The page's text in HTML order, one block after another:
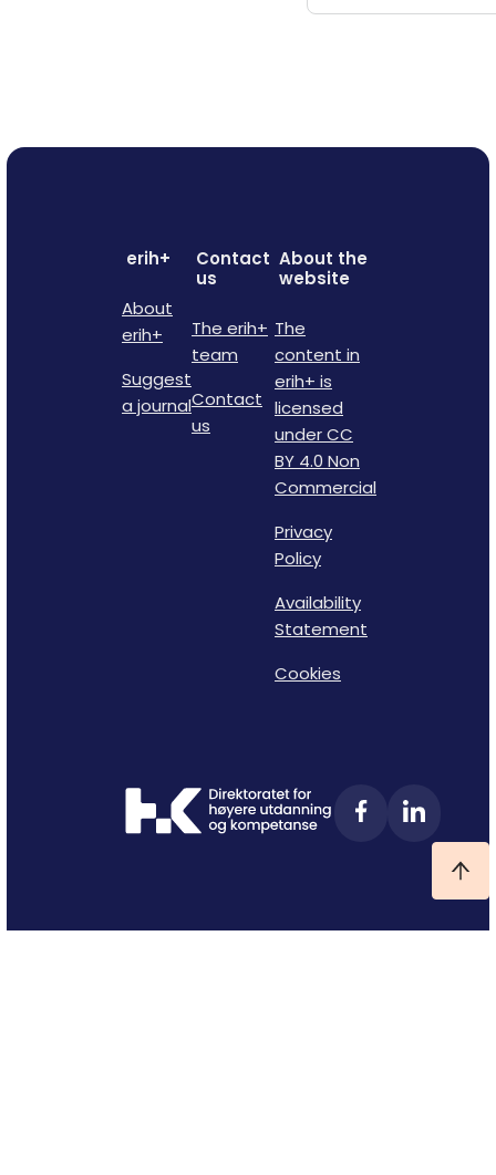
erih+
About
erih+
Suggest
a journal
Contact
us
The erih+
team
Contact
us
About the
website
The
content in
erih+ is
licensed
under CC
BY 4.0 Non
Commercial
Privacy
Policy
Availability
Statement
Cookies